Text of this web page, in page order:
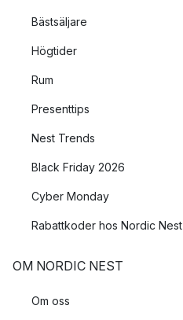
Bästsäljare
Högtider
Rum
Presenttips
Nest Trends
Black Friday 2026
Cyber Monday
Rabattkoder hos Nordic Nest
OM NORDIC NEST
Om oss